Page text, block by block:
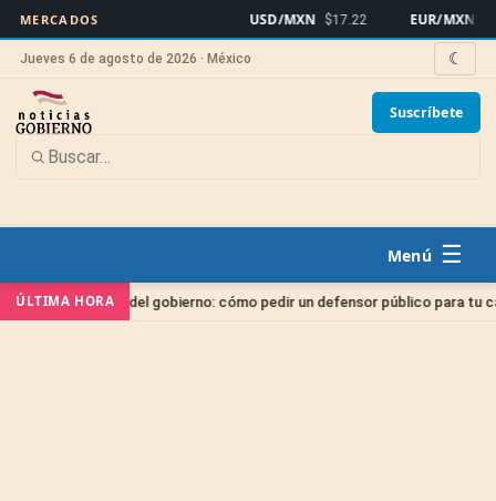
MERCADOS USD/MXN $17.22 EUR/MXN
Jueves 6 de agosto de 2026 · México ☾
Suscríbete
☰
ÚLTIMA HORA
gratis del gobierno: cómo pedir un defensor público para tu caso